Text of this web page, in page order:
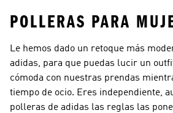
POLLERAS PARA
Le hemos dado un retoque más
adidas, para que puedas lucir un
cómoda con nuestras prendas
tiempo de ocio. Eres independiente,
polleras de adidas las reglas las